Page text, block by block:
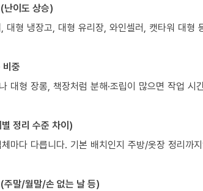
난이도 상승)
대형 냉장고, 대형 유리장, 와인셀러, 캣타워 대형
비중
대형 장롱, 책장처럼 분해·조립이 많으면 작업 시
정리 수준 차이)
마다 다릅니다. 기본 배치인지 주방/옷장 정리까
주말/월말/손 없는 날 등)